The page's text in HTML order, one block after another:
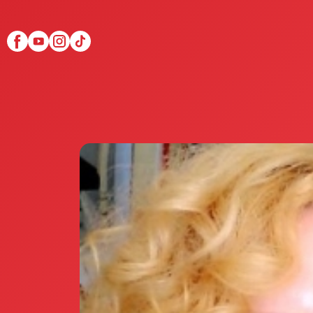
Scopri Club di Più
Le testimonianze
La fondatrice Valeria